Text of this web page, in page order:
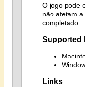
O jogo pode
não afetam
completado.
Supported
Links